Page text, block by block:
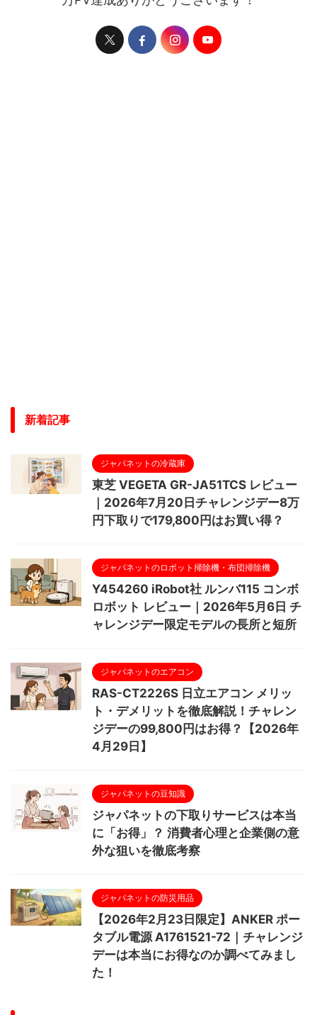
新着記事
ジャパネットの冷蔵庫
東芝 VEGETA GR-JA51TCS レビュー
｜2026年7月20日チャレンジデー8万
円下取りで179,800円はお買い得？
ジャパネットのロボット掃除機・布団掃除機
Y454260 iRobot社 ルンバ115 コンボ
ロボット レビュー｜2026年5月6日 チ
ャレンジデー限定モデルの長所と短所
ジャパネットのエアコン
RAS-CT2226S 日立エアコン メリッ
ト・デメリットを徹底解説！チャレン
ジデーの99,800円はお得？【2026年
4月29日】
ジャパネットの豆知識
ジャパネットの下取りサービスは本当
に「お得」？ 消費者心理と企業側の意
外な狙いを徹底考察
ジャパネットの防災用品
【2026年2月23日限定】ANKER ポー
タブル電源 A1761521-72｜チャレンジ
デーは本当にお得なのか調べてみまし
た！